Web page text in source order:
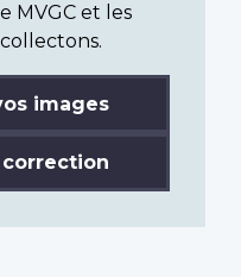
MVGC et les
images